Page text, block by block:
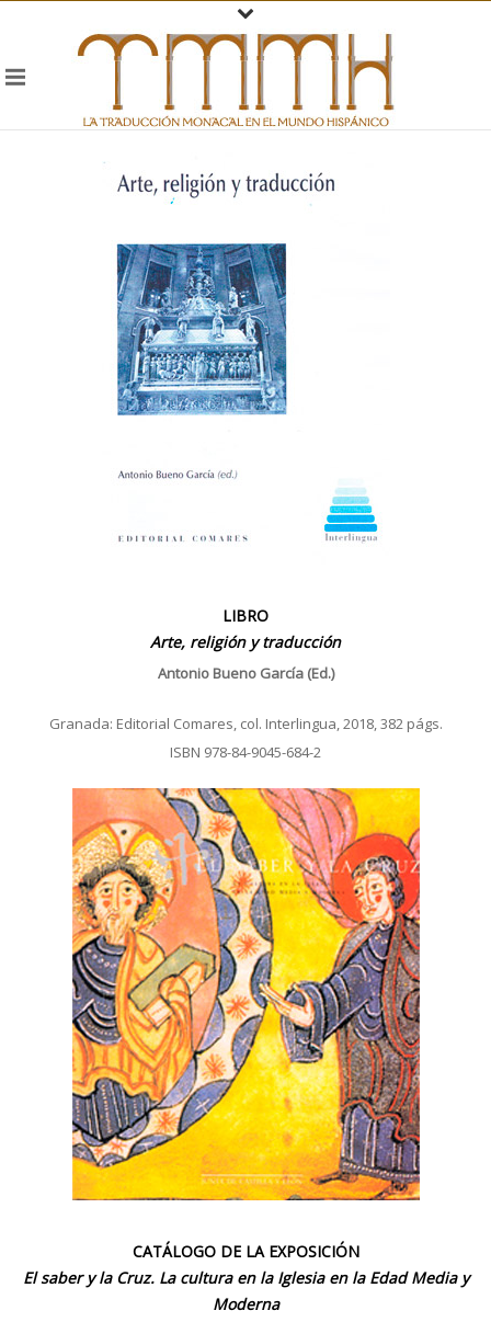
LIBRO
Arte, religión y traducción
Antonio Bueno García (Ed.)
Granada: Editorial Comares, col. Interlingua, 2018, 382 págs.
ISBN 978-84-9045-684-2
CATÁLOGO DE LA EXPOSICIÓN
El saber y la Cruz. La cultura en la Iglesia en la Edad Media y
Moderna